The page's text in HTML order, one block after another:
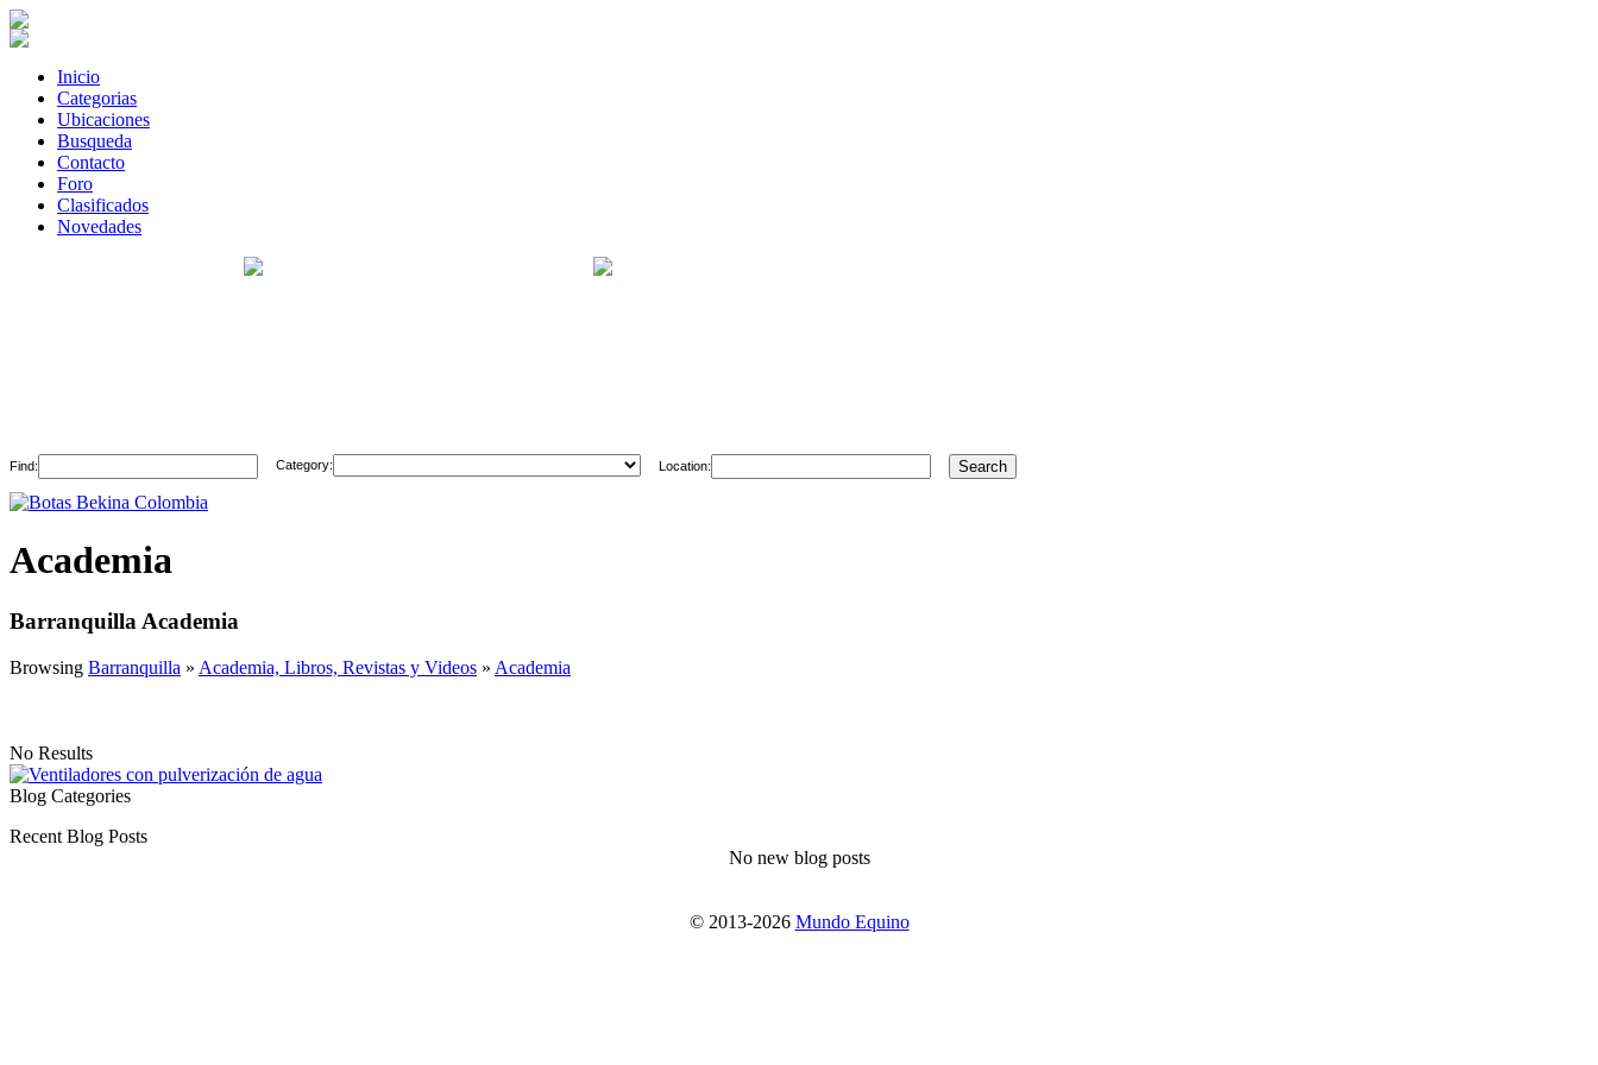
Inicio
Categorias
Ubicaciones
Busqueda
Contacto
Foro
Clasificados
Novedades
Find: Category: Location:
Academia
Barranquilla Academia
Browsing Barranquilla » Academia, Libros, Revistas y Videos » Academia
No Results
Blog Categories
Recent Blog Posts
No new blog posts
© 2013-2026 Mundo Equino